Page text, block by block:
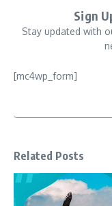
Sign
Stay updated with
[mc4wp_form]
Related Posts